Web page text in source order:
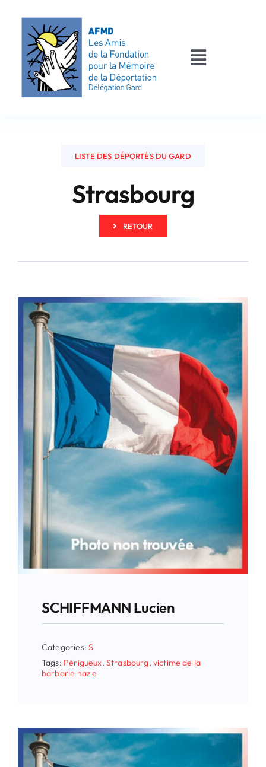
contenu
Toggle
AFMD 30
LISTE DES DÉPORTÉS DU GARD
Strasbourg
RETOUR
SCHIFFMANN Lucien
Categories:S
Tags: Périgueux, Strasbourg, victime de la
barbarie nazie